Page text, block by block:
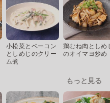
小松菜とベーコン
としめじのクリー
ム煮
鶏むね肉としめ
のオイマヨ炒め
もっと見る